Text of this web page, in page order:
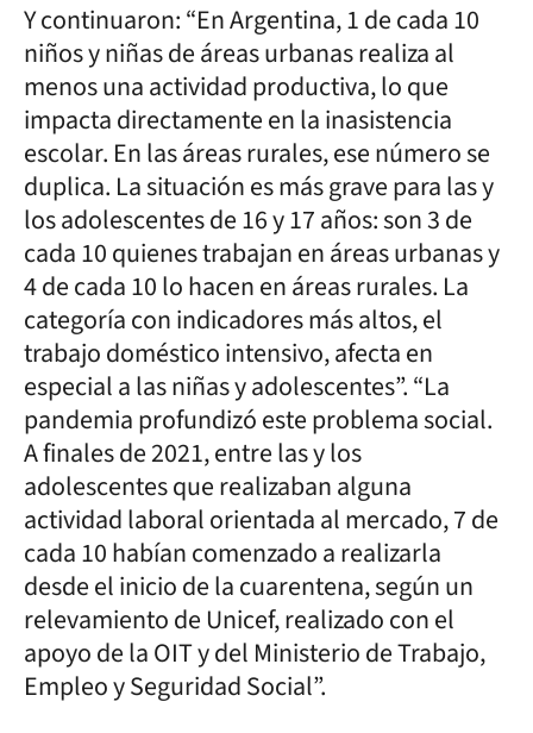
Y continuaron: “En Argentina, 1 de cada 10
niños y niñas de áreas urbanas realiza al
menos una actividad productiva, lo que
impacta directamente en la inasistencia
escolar. En las áreas rurales, ese número se
duplica. La situación es más grave para las y
los adolescentes de 16 y 17 años: son 3 de
cada 10 quienes trabajan en áreas urbanas y
4 de cada 10 lo hacen en áreas rurales. La
categoría con indicadores más altos, el
trabajo doméstico intensivo, afecta en
especial a las niñas y adolescentes”. “La
pandemia profundizó este problema social.
A finales de 2021, entre las y los
adolescentes que realizaban alguna
actividad laboral orientada al mercado, 7 de
cada 10 habían comenzado a realizarla
desde el inicio de la cuarentena, según un
relevamiento de Unicef, realizado con el
apoyo de la OIT y del Ministerio de Trabajo,
Empleo y Seguridad Social”.